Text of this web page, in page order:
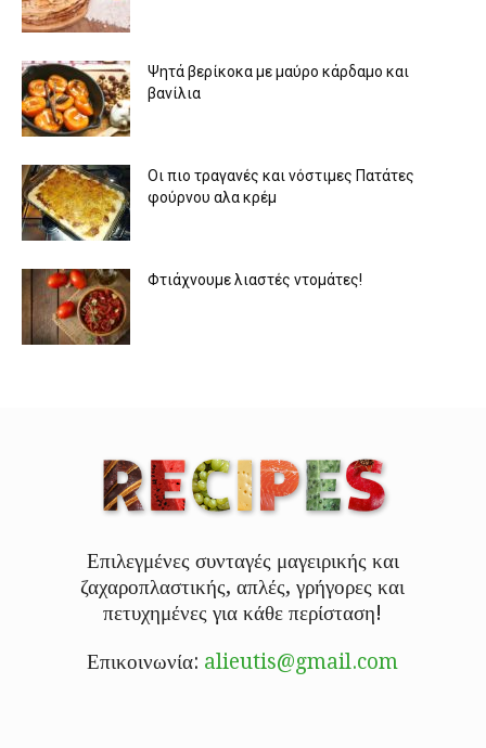
Ψητά βερίκοκα με μαύρο κάρδαμο και
βανίλια
Οι πιο τραγανές και νόστιμες Πατάτες
φούρνου αλα κρέμ
Φτιάχνουμε λιαστές ντομάτες!
Επιλεγμένες συνταγές μαγειρικής και
ζαχαροπλαστικής, απλές, γρήγορες και
πετυχημένες για κάθε περίσταση!
Επικοινωνία: alieutis@gmail.com